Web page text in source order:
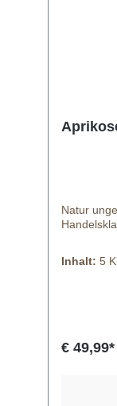
Natur
Inhalt: 5
€ 49,99*